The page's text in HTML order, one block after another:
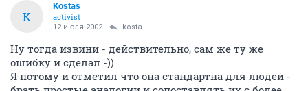
K
Kostas
activist
12 июля 2002 kosta
Ну тогда извини - действительно, сам же ту же
ошибку и сделал -))
Я потому и отметил что она стандартна для людей -